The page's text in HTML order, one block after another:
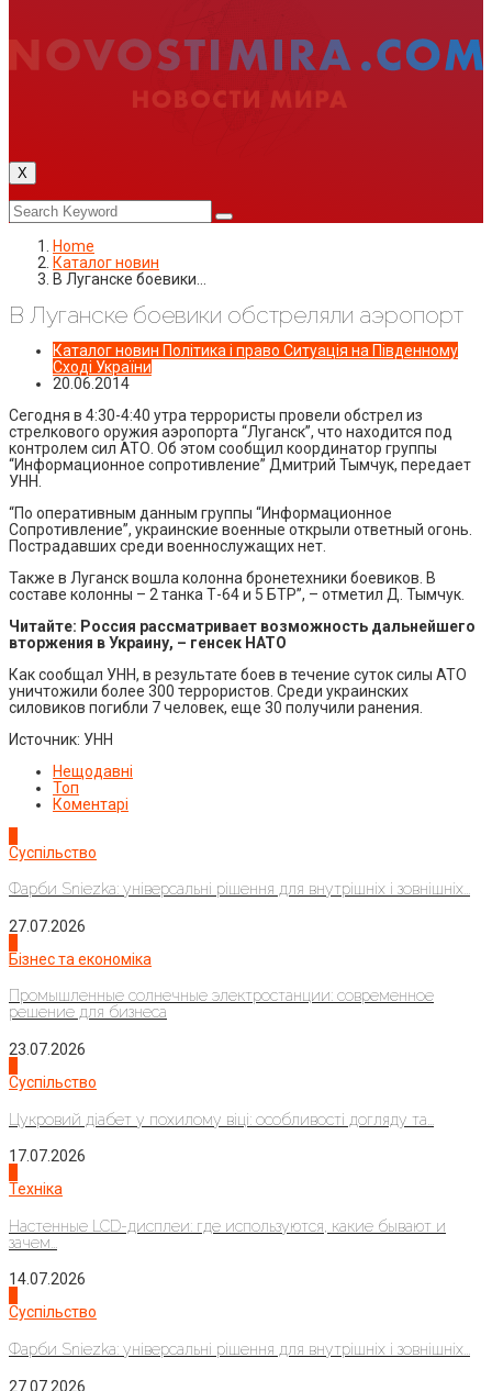
X
Home
Каталог новин
В Луганске боевики…
В Луганске боевики обстреляли аэропорт
Каталог новин Політика і право Ситуація на Південному
Сході України
20.06.2014
Сегодня в 4:30-4:40 утра террористы провели обстрел из
стрелкового оружия аэропорта “Луганск”, что находится под
контролем сил АТО. Об этом сообщил координатор группы
“Информационное сопротивление” Дмитрий Тымчук, передает
УНН.
“По оперативным данным группы “Информационное
Сопротивление”, украинские военные открыли ответный огонь.
Пострадавших среди военнослужащих нет.
Также в Луганск вошла колонна бронетехники боевиков. В
составе колонны – 2 танка Т-64 и 5 БТР”, – отметил Д. Тымчук.
Читайте: Россия рассматривает возможность дальнейшего
вторжения в Украину, – генсек НАТО
Как сообщал УНН, в результате боев в течение суток силы АТО
уничтожили более 300 террористов. Среди украинских
силовиков погибли 7 человек, еще 30 получили ранения.
Источник: УНН
Нещодавні
Топ
Коментарі
Суспільство
Фарби Sniezka: універсальні рішення для внутрішніх і зовнішніх...
27.07.2026
Бізнес та економіка
Промышленные солнечные электростанции: современное
решение для бизнеса
23.07.2026
Суспільство
Цукровий діабет у похилому віці: особливості догляду та...
17.07.2026
Техніка
Настенные LCD-дисплеи: где используются, какие бывают и
зачем...
14.07.2026
Суспільство
Фарби Sniezka: універсальні рішення для внутрішніх і зовнішніх...
27.07.2026